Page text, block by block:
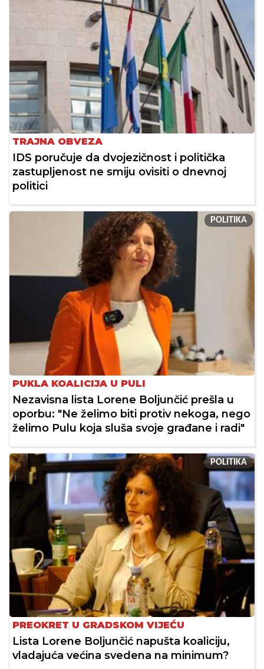
TRAJNA OBVEZA
IDS poručuje da dvojezičnost i politička
zastupljenost ne smiju ovisiti o dnevnoj
politici
POLITIKA
PUKLA KOALICIJA U PULI
Nezavisna lista Lorene Boljunčić prešla u
oporbu: "Ne želimo biti protiv nekoga, nego
želimo Pulu koja sluša svoje građane i radi"
POLITIKA
PREOKRET U GRADSKOM VIJEĆU
Lista Lorene Boljunčić napušta koaliciju,
vladajuća većina svedena na minimum?